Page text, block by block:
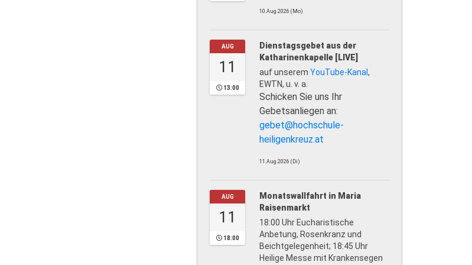
10.Aug.2026 (Mo)
AUG
11
13:00
Dienstagsgebet aus der
Katharinenkapelle [LIVE]
auf unserem YouTube-Kanal ,
EWTN, u. v. a.
Schicken Sie uns Ihr
Gebetsanliegen an:
gebet@hochschule-
heiligenkreuz.at
11.Aug.2026 (Di)
AUG
11
18:00
Monatswallfahrt in Maria
Raisenmarkt
18:00 Uhr Eucharistische
Anbetung, Rosenkranz und
Beichtgelegenheit; 18:45 Uhr
Heilige Messe mit Krankensegen